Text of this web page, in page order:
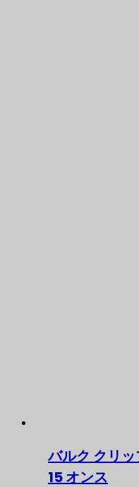
バルク クリ
15 オンス